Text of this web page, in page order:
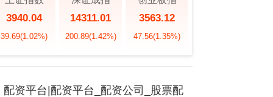
3940.04
39.69(1.02%)
14311.01
200.89(1.42%)
3563.12
47.56(1.35%)
配资平台|配资平台_配资公司_股票配